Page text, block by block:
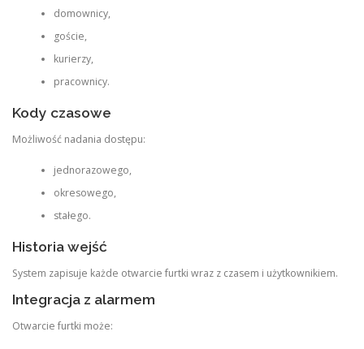
domownicy,
goście,
kurierzy,
pracownicy.
Kody czasowe
Możliwość nadania dostępu:
jednorazowego,
okresowego,
stałego.
Historia wejść
System zapisuje każde otwarcie furtki wraz z czasem i użytkownikiem.
Integracja z alarmem
Otwarcie furtki może: